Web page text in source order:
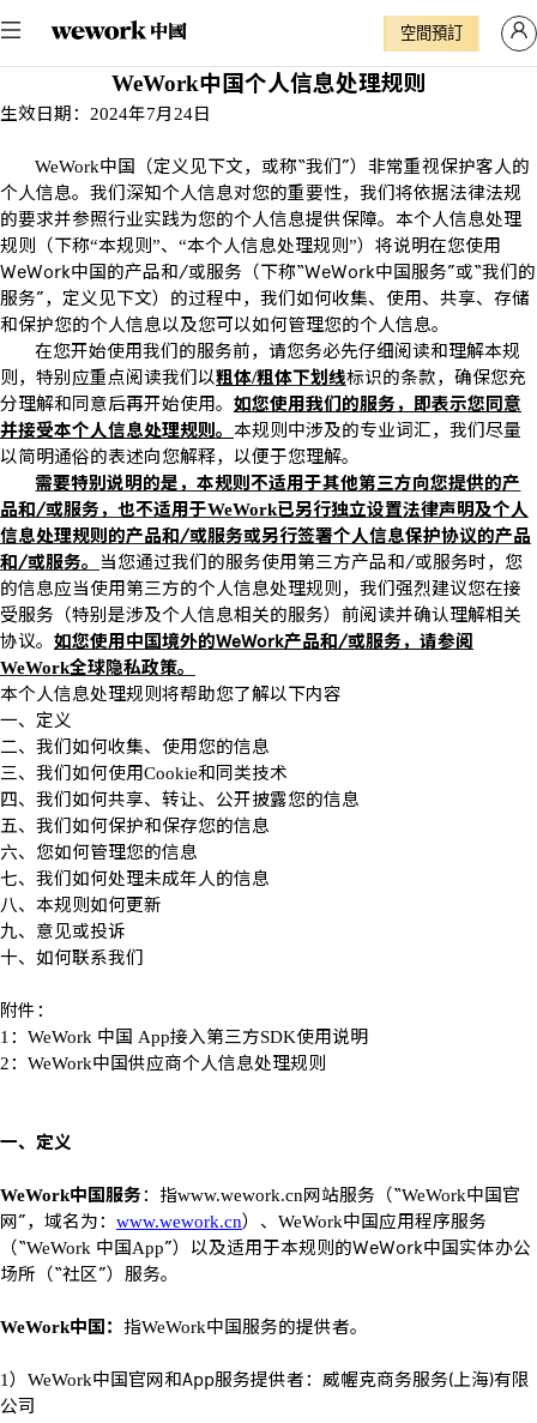
空間預訂
WeWork中国个人信息处理规则
生效日期： 2024年7月 24日
WeWork中国（定义见下文，或称“我们”）非常重视保护客人的
个人信息。我们深知个人信息对您的重要性，我们将依据法律法规
的要求并参照行业实践为您的个人信息提供保障。本个人信息处理
规则（下称“本规则”、 “本个人信息处理规则”）将说明在您使用
WeWork中国的产品和/或服务（下称“WeWork中国服务”或“我们的
服务”，定义见下文）的过程中，我们如何收集、使用、共享、存储
和保护您的个人信息以及您可以如何管理您的个人信息。
在您开始使用我们的服务前，请您务必先仔细阅读和理解本规
则，特别应重点阅读我们以粗体/粗体下划线标识的条款，确保您充
分理解和同意后再开始使用。 如您使用我们的服务，即表示您同意
并接受本个人信息处理规则。 本规则中涉及的专业词汇，我们尽量
以简明通俗的表述向您解释，以便于您理解。
需要特别说明的是，本规则不适用于其他第三方向您提供的产
品和/或服务，也不适用于WeWork已另行独立设置法律声明及个人
信息处理规则的产品和/或服务或另行签署个人信息保护协议的产品
和/或服务。 当您通过我们的服务使用第三方产品和/或服务时，您
的信息应当使用第三方的个人信息处理规则，我们强烈建议您在接
受服务（特别是涉及个人信息相关的服务）前阅读并确认理解相关
协议。 如您使用中国境外的WeWork产品和/或服务，请参阅
WeWork全球隐私政策。
本个人信息处理规则将帮助您了解以下内容
一、定义
二、我们如何收集、使用您的信息
三、我们如何使用Cookie和同类技术
四、我们如何共享、转让、公开披露您的信息
五、我们如何保护和保存您的信息
六、您如何管理您的信息
七、我们如何处理未成年人的信息
八、本规则如何更新
九、意见或投诉
十、如何联系我们
附件：
1 ： WeWork 中国 App接入第三方SDK使用说明
2 ： WeWork中国供应商个人信息处理规则
一、定义
WeWork中国服务 ：指www.wework.cn网站服务（“WeWork中国官
网”，域名为： www.wework.cn）、 WeWork中国应用程序服务
（“WeWork 中国App”）以及适用于本规则的WeWork中国实体办公
场所（“社区”）服务。
WeWork中国： 指WeWork中国服务的提供者。
1） WeWork中国官网和App服务提供者：威幄克商务服务(上海)有限
公司